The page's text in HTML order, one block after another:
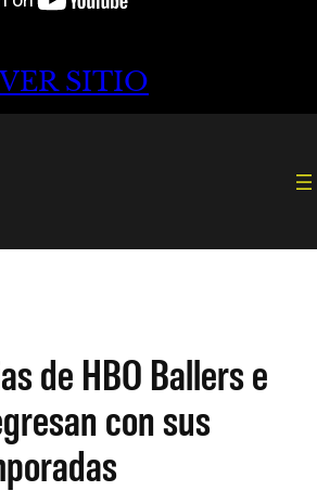
VER SITIO
de HBO Ballers e
con sus